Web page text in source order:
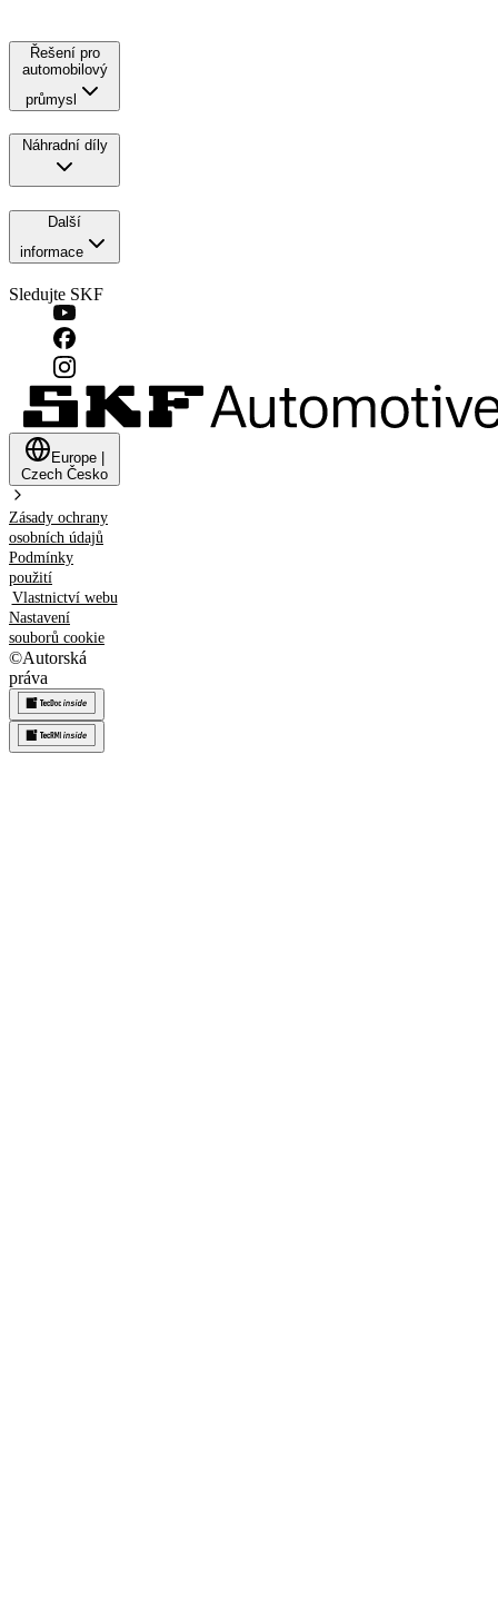
Řešení pro
automobilový
průmysl
Náhradní díly
Další
informace
Sledujte SKF
Europe
Czech Česko
Zásady ochrany
osobních údajů
Podmínky
použití
Vlastnictví webu
Nastavení
souborů cookie
©Autorská
práva